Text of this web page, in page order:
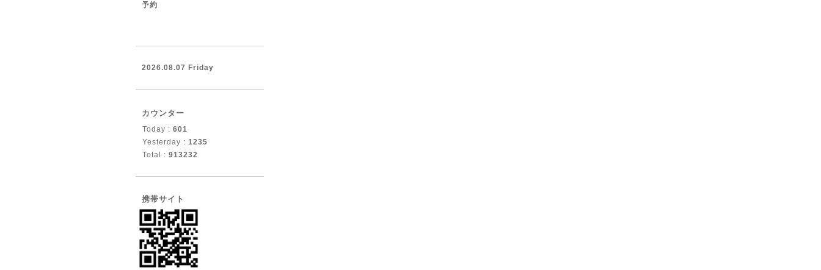
予約
2026.08.07 Friday
カウンター
Today : 601
Yesterday : 1235
Total : 913232
携帯サイト